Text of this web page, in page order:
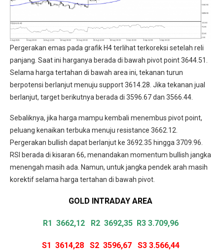
Pergerakan emas pada grafik H4 terlihat terkoreksi setelah reli
panjang. Saat ini harganya berada di bawah pivot point 3644.51.
Selama harga tertahan di bawah area ini, tekanan turun
berpotensi berlanjut menuju support 3614.28. Jika tekanan jual
berlanjut, target berikutnya berada di 3596.67 dan 3566.44.
Sebaliknya, jika harga mampu kembali menembus pivot point,
peluang kenaikan terbuka menuju resistance 3662.12.
Pergerakan bullish dapat berlanjut ke 3692.35 hingga 3709.96.
RSI berada di kisaran 66, menandakan momentum bullish jangka
menengah masih ada. Namun, untuk jangka pendek arah masih
korektif selama harga tertahan di bawah pivot.
GOLD INTRADAY AREA
R1 3662,12 R2 3692,35 R3 3.709,96
S1 3614,28S2 3596,67 S3 3.566,44